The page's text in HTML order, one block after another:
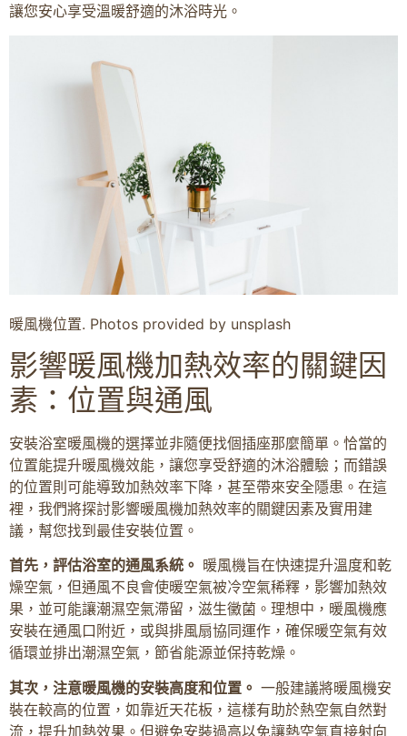
讓您安心享受溫暖舒適的沐浴時光。
暖風機位置. Photos provided by unsplash
影響暖風機加熱效率的關鍵因
素：位置與通風
安裝浴室暖風機的選擇並非隨便找個插座那麼簡單。恰當的
位置能提升暖風機效能，讓您享受舒適的沐浴體驗；而錯誤
的位置則可能導致加熱效率下降，甚至帶來安全隱患。在這
裡，我們將探討影響暖風機加熱效率的關鍵因素及實用建
議，幫您找到最佳安裝位置。
首先，評估浴室的通風系統。 暖風機旨在快速提升溫度和乾
燥空氣，但通風不良會使暖空氣被冷空氣稀釋，影響加熱效
果，並可能讓潮濕空氣滯留，滋生黴菌。理想中，暖風機應
安裝在通風口附近，或與排風扇協同運作，確保暖空氣有效
循環並排出潮濕空氣，節省能源並保持乾燥。
其次，注意暖風機的安裝高度和位置。 一般建議將暖風機安
裝在較高的位置，如靠近天花板，這樣有助於熱空氣自然對
流，提升加熱效果。但避免安裝過高以免讓熱空氣直接射向